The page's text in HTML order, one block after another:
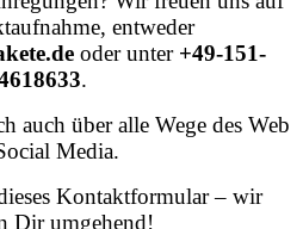
entweder
oder unter +49-151-
.
auch über alle Wege des Web
Media.
Kontaktformular – wir
Dir umgehend!